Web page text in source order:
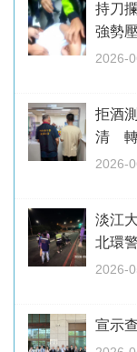
持刀
強勢
2026-
拒酒
清 轉
2026-
淡江
北環
2026-
宣示